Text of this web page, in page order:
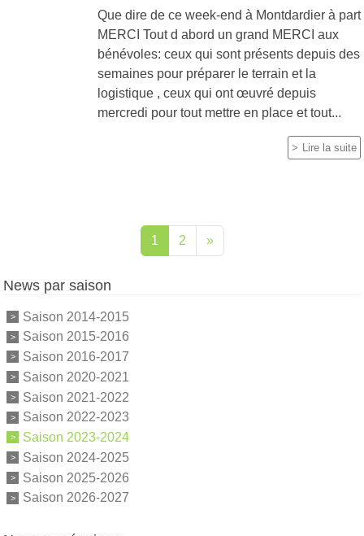
Que dire de ce week-end à Montdardier à part
MERCI Tout d abord un grand MERCI aux
bénévoles: ceux qui sont présents depuis des
semaines pour préparer le terrain et la
logistique , ceux qui ont œuvré depuis
mercredi pour tout mettre en place et tout...
Lire la suite
1 2 »
News par saison
Saison 2014-2015
Saison 2015-2016
Saison 2016-2017
Saison 2020-2021
Saison 2021-2022
Saison 2022-2023
Saison 2023-2024
Saison 2024-2025
Saison 2025-2026
Saison 2026-2027